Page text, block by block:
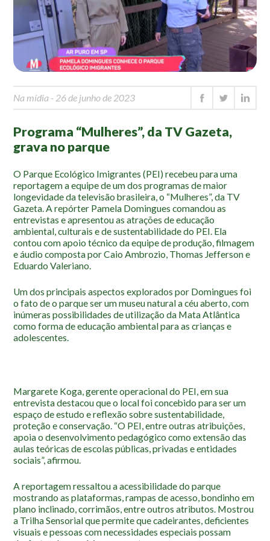
Mapa Ilustrado
Fauna e Flora
Aranhas
Palmeira Juçara
Borboletas
Cambuci
Liquens
Tucano do Bico Verde
Atividades
Escolas e Universidades
Educação Ambiental
Trilhas
Terceira Idade
Inclusão Social
Notícias
Na mídia
Contato
Como chegar
Perguntas frequentes
Assessoria de Imprensa
Na mídia - 26 de junho de 2023
Programa “Mulheres”, da TV Gazeta,
grava no parque
O Parque Ecológico Imigrantes (PEI) recebeu para uma
reportagem a equipe de um dos programas de maior
longevidade da televisão brasileira, o “Mulheres”, da TV
Gazeta. A repórter Pamela Domingues comandou as
entrevistas e apresentou as atrações de educação
ambiental, culturais e de sustentabilidade do PEI. Ela
contou com apoio técnico da equipe de produção, filmagem
e áudio composta por Caio Ambrozio, Thomas Jefferson e
Eduardo Valeriano.
Um dos principais aspectos explorados por Domingues foi
o fato de o parque ser um museu natural a céu aberto, com
inúmeras possibilidades de utilização da Mata Atlântica
como forma de educação ambiental para as crianças e
adolescentes.
Margarete Koga, gerente operacional do PEI, em sua
entrevista destacou que o local foi concebido para ser um
espaço de estudo e reflexão sobre sustentabilidade,
proteção e conservação. “O PEI, entre outras atribuições,
apoia o desenvolvimento pedagógico como extensão das
aulas teóricas de escolas públicas, privadas e entidades
sociais”, afirmou.
A reportagem ressaltou a acessibilidade do parque
mostrando as plataformas, rampas de acesso, bondinho em
plano inclinado, corrimãos, entre outros atributos. Mostrou
a Trilha Sensorial que permite que cadeirantes, deficientes
visuais e pessoas com necessidades especiais possam